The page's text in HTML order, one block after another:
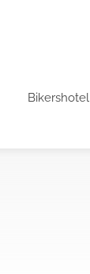
Bikershotel